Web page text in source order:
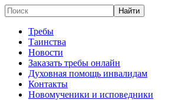
Требы
Таинства
Новости
Заказать требы онлайн
Духовная помощь инвалидам
Контакты
Новомученики и исповедники